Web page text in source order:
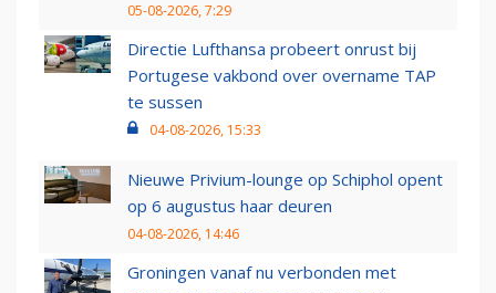
05-08-2026, 7:29
Directie Lufthansa probeert onrust bij
Portugese vakbond over overname TAP
te sussen
04-08-2026, 15:33
Nieuwe Privium-lounge op Schiphol opent
op 6 augustus haar deuren
04-08-2026, 14:46
Groningen vanaf nu verbonden met